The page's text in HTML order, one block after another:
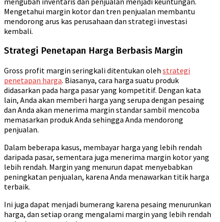
Mengetahui margin kotor dan tren penjualan membantu
mendorong arus kas perusahaan dan strategi investasi
kembali.
Strategi Penetapan Harga Berbasis Margin
Gross profit margin seringkali ditentukan oleh strategi
penetapan harga. Biasanya, cara harga suatu produk
didasarkan pada harga pasar yang kompetitif. Dengan kata
lain, Anda akan memberi harga yang serupa dengan pesaing
dan Anda akan menerima margin standar sambil mencoba
memasarkan produk Anda sehingga Anda mendorong
penjualan.
Dalam beberapa kasus, membayar harga yang lebih rendah
daripada pasar, sementara juga menerima margin kotor yang
lebih rendah. Margin yang menurun dapat menyebabkan
peningkatan penjualan, karena Anda menawarkan titik harga
terbaik.
Ini juga dapat menjadi bumerang karena pesaing menurunkan
harga, dan setiap orang mengalami margin yang lebih rendah